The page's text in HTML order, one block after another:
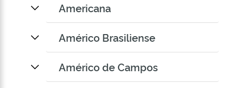
Americana
Américo Brasiliense
Américo de Campos